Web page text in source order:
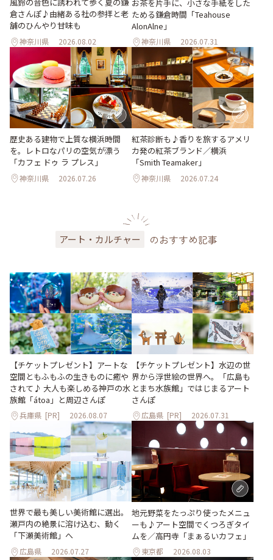
倉さんぽ♪由緒ある社の参拝と老
舗のひんやり甘味も
神奈川県 2026.08.02
お茶を片手に、小さな手紙をした
ためる鎌倉時間「Teahouse
AlonAlne」
神奈川県 2026.07.31
歴史ある建物で上質な横浜時間
を。レトロなパリの空気が漂う
「カフェ ドゥ ラ プレス」
神奈川県 2026.07.26
紅茶診断も♪香りを旅するアメリ
カ発の紅茶ブランド／横浜
「Smith Teamaker」
神奈川県 2026.07.24
アート・カルチャー のおすすめ記事
【チケットプレゼント】アートな
空間ともふもふの生きものに癒や
されて♪ 大人も楽しめる神戸の水
族館「átoa」と周辺さんぽ
兵庫県 [PR] 2026.08.07
【チケットプレゼント】水辺の世
界から浮世絵の世界へ。「広島も
とまち水族館」ではじまるアート
さんぽ
広島県 [PR] 2026.07.31
世界で最も美しい美術館に選出。
瀬戸内の絶景に溶け込む、動く
「下瀬美術館」へ
広島県 2026.07.27
地元野菜をたっぷり使ったメニュ
ーも♪アート空間でくつろぎタイ
ムを／高円寺「まぁるいカフェ」
東京都 2026.08.03